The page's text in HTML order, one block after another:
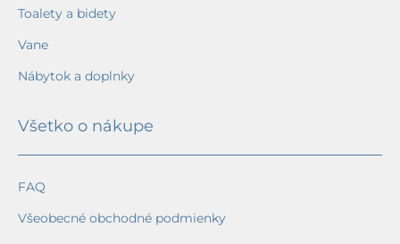
Toalety a bidety
Vane
Nábytok a doplnky
Všetko o nákupe
FAQ
Všeobecné obchodné podmienky